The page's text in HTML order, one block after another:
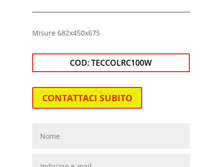
Misure 682x450x675
COD:TECCOLRC100W
CONTATTACI SUBITO